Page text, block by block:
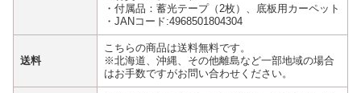
・付属品：蓄光テープ（2枚）、底板用カーペット
・JANコード:4968501804304
送料
こちらの商品は送料無料です。
※北海道、沖縄、その他離島など一部地域の場合
はお手数ですがお問い合わせください。